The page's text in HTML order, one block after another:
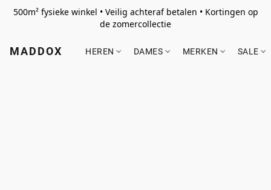
500m² fysieke winkel • Veilig achteraf betalen • Kortingen op
de zomercollectie
MADDOX HEREN DAMES MERKEN SALE